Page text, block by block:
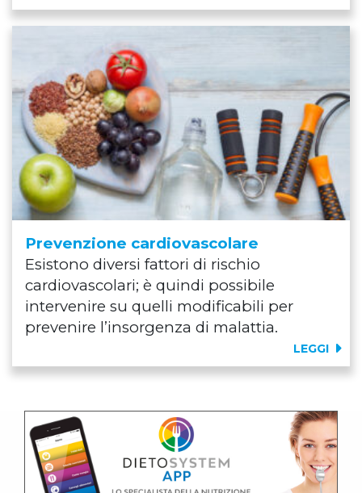
Prevenzione cardiovascolare
Esistono diversi fattori di rischio
cardiovascolari; è quindi possibile
intervenire su quelli modificabili per
prevenire l’insorgenza di malattia.
LEGGI